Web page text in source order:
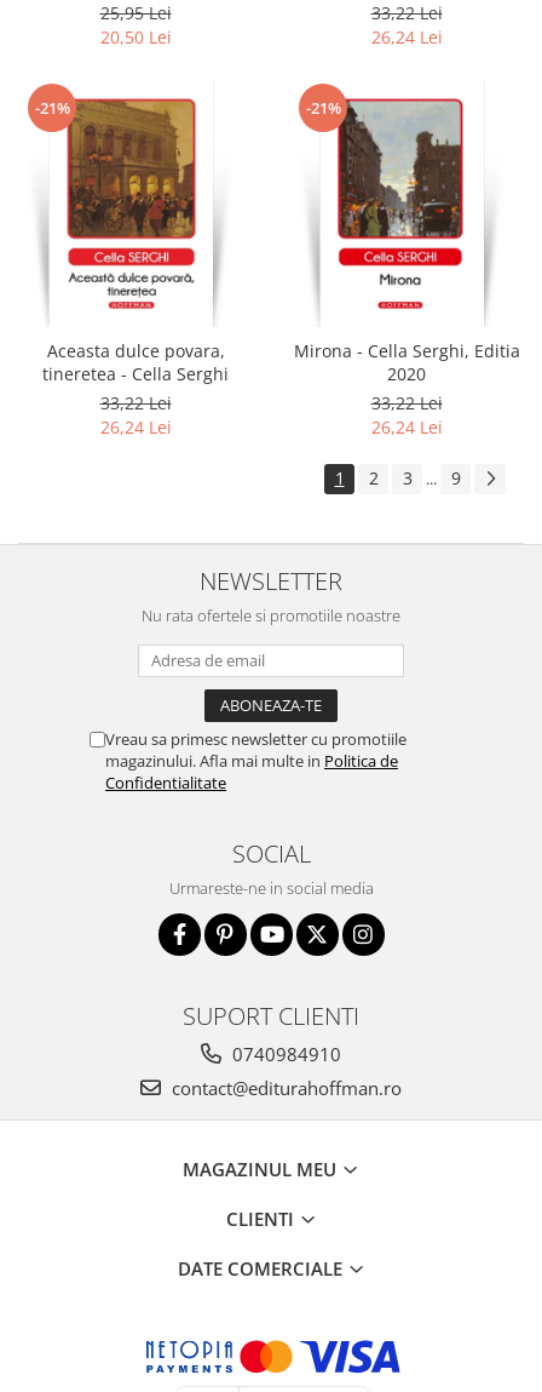
25,95 Lei
20,50 Lei
33,22 Lei
26,24 Lei
-21%
Aceasta dulce povara,
tineretea - Cella Serghi
33,22 Lei
26,24 Lei
-21%
Mirona - Cella Serghi, Editia
2020
33,22 Lei
26,24 Lei
1 2 3 ... 9
NEWSLETTER
Nu rata ofertele si promotiile noastre
Vreau sa primesc newsletter cu promotiile
magazinului. Afla mai multe in Politica de
Confidentialitate
SOCIAL
Urmareste-ne in social media
SUPORT CLIENTI
0740984910
contact@editurahoffman.ro
MAGAZINUL MEU
CLIENTI
DATE COMERCIALE